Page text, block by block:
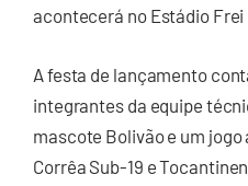
acontecerá no Estádio Frei
A festa de lançamento
integrantes da equipe
mascote Bolivão e um
Corrêa Sub-19 e